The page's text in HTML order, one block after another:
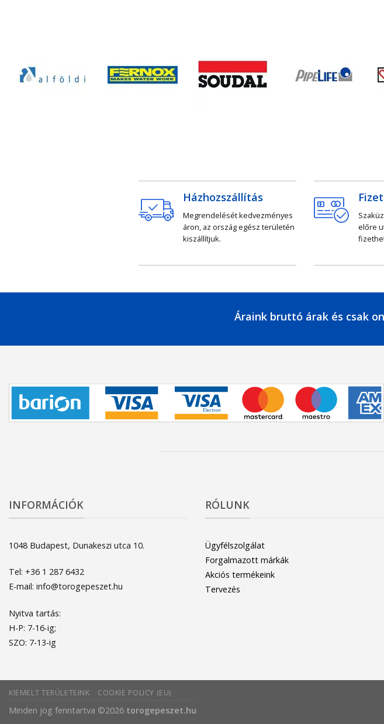
Házhozszállítás
Megrendelését kedvezményes
áron, az ország egész területén
kiszállítjuk.
előre
Áraink bruttó árak és csak
INFORMÁCIÓK
1048 Budapest, Dunakeszi utca 10.
Tel: +36 1 287 6432
E-mail: info@torogepeszet.hu
Nyitva tartás:
H-P: 7-16-ig;
SZO: 7-13-ig
RÓLUNK
Ügyfélszolgálat
Forgalmazott márkák
Akciós termékeink
Tervezés
KIEMELT TERÜLETEINK COOKIE POLICY (EU)
Minden jog fenntartva ©2026 torogepeszet.hu